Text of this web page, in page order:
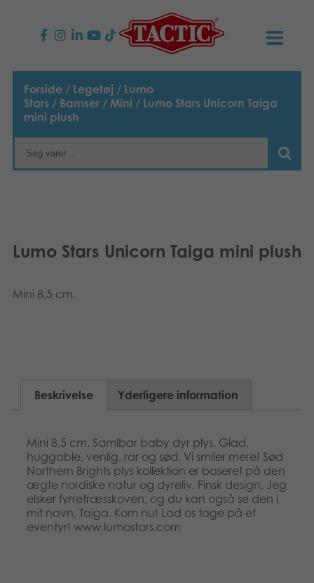
PRODUKTER
Børnespil
Familiespil
Puslespil
Legetøj
Arkiverede produkter
NYHEDER
TACTIC
Vores historie
Links
Media
Suomi
Polski
Forside / Legetøj / Lumo
Stars / Bamser / Mini / Lumo Stars Unicorn Taiga
mini plush
Lumo Stars Unicorn Taiga mini plush
Mini 8,5 cm.
Beskrivelse Yderligere information
Mini 8,5 cm. Samlbar baby dyr plys. Glad,
huggable, venlig, rar og sød. Vi smiler mere! Sød
Northern Brights plys kollektion er baseret på den
ægte nordiske natur og dyreliv. Finsk design. Jeg
elsker fyrretræsskoven, og du kan også se den i
mit navn, Taiga. Kom nu! Lad os tage på et
eventyr! www.lumostars.com